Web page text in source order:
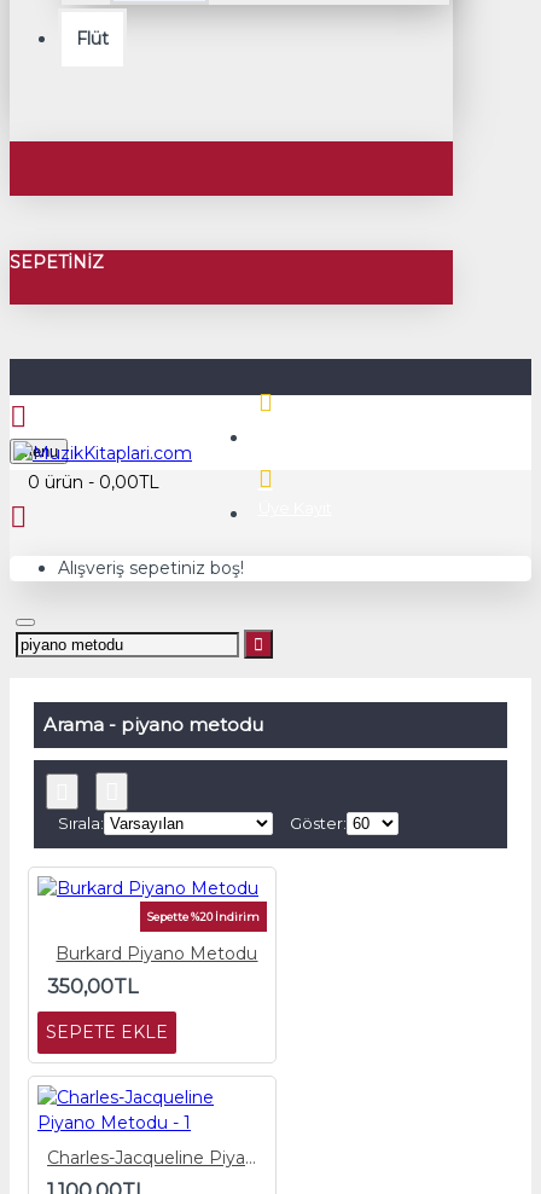
Flüt
SEPETINIZ
Menu
0 ürün - 0,00TL
Alışveriş sepetiniz boş!
Arama - piyano metodu
Sırala: Göster:
Sepette %20 İndirim
Burkard Piyano Metodu
350,00TL
SEPETE EKLE
Charles-Jacqueline Piyano Metodu - 1